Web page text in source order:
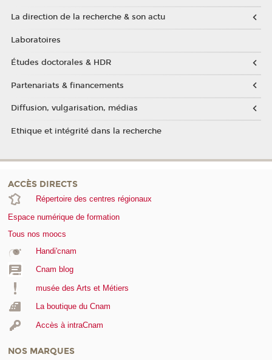
La direction de la recherche & son actu
Laboratoires
Études doctorales & HDR
Partenariats & financements
Diffusion, vulgarisation, médias
Ethique et intégrité dans la recherche
ACCÈS DIRECTS
Répertoire des centres régionaux
Espace numérique de formation
Tous nos moocs
Handi'cnam
Cnam blog
musée des Arts et Métiers
La boutique du Cnam
Accès à intraCnam
NOS MARQUES